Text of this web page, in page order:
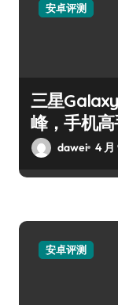
安卓评测
三星
峰，手机高
dawei 4 月
安卓评测